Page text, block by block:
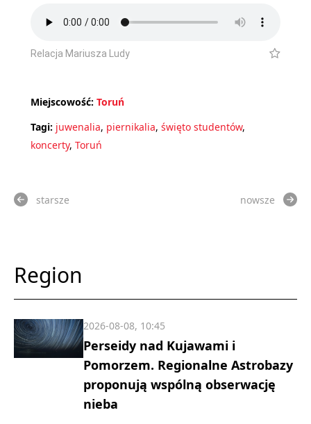
Relacja Mariusza Ludy
Miejscowość: Toruń
Tagi: juwenalia, piernikalia, święto studentów,
koncerty, Toruń
starsze nowsze
Region
Perseidy nad Kujawami i
Pomorzem. Regionalne Astrobazy
proponują wspólną obserwację
nieba
2026-08-08, 10:45